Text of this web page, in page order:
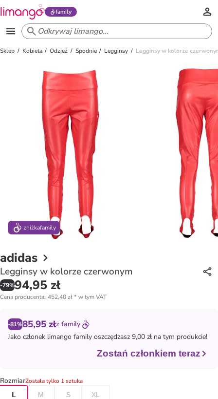
family
Sklep Kobieta Odzież Spodnie Legginsy Legginsy w kolorze
zniżkafamily
adidas
Legginsy w kolorze czerwonym
-79%94,95 zł
Cena producenta: 452,40 zł* w tym VAT
-81%85,95 złz family
Jako członek limango family oszczędzasz 9,00 zł na tym produkcie!
Zostań członkiem teraz
RozmiarZostała tylko 1 sztuka
L
M S XL